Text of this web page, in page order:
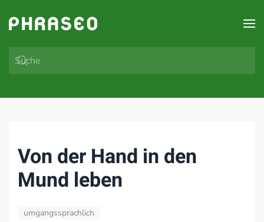
Zum Hauptinhalt springen
Von der Hand in den
Mund leben
umgangssprachlich